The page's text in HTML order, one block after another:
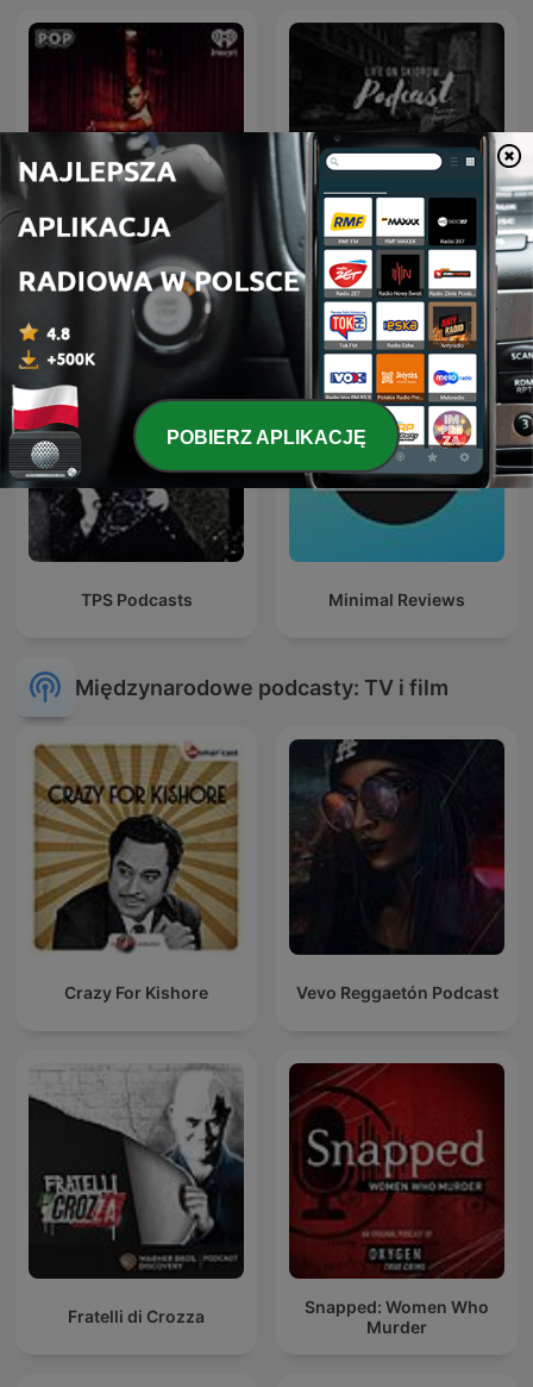
Sex, Lies, and Spray Tans Life On Skidrow
TPS Podcasts Minimal Reviews
Międzynarodowe podcasty: TV i film
Crazy For Kishore Vevo Reggaetón Podcast
Fratelli di Crozza
Snapped: Women Who
Murder
POBIERZ APLIKACJĘ